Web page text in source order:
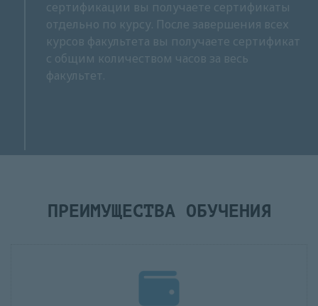
сертификации вы получаете сертификаты
отдельно по курсу. После завершения всех
курсов факультета вы получаете сертификат
с общим количеством часов за весь
факультет.
ПРЕИМУЩЕСТВА ОБУЧЕНИЯ